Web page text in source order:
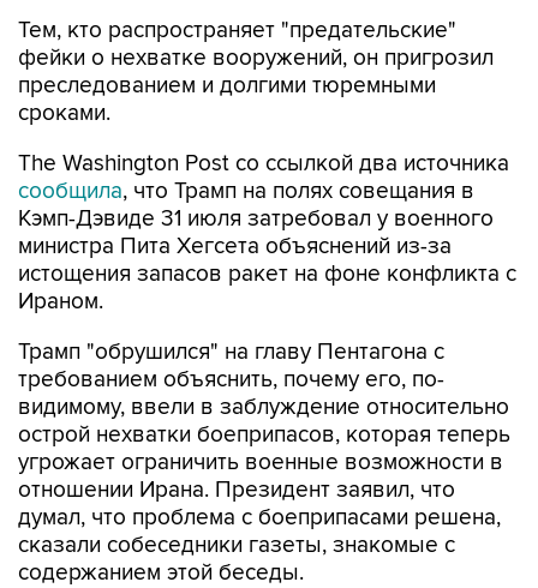
Тем, кто распространяет "предательские"
фейки о нехватке вооружений, он пригрозил
преследованием и долгими тюремными
сроками.
The Washington Post со ссылкой два источника
сообщила, что Трамп на полях совещания в
Кэмп-Дэвиде 31 июля затребовал у военного
министра Пита Хегсета объяснений из-за
истощения запасов ракет на фоне конфликта с
Ираном.
Трамп "обрушился" на главу Пентагона с
требованием объяснить, почему его, по-
видимому, ввели в заблуждение относительно
острой нехватки боеприпасов, которая теперь
угрожает ограничить военные возможности в
отношении Ирана. Президент заявил, что
думал, что проблема с боеприпасами решена,
сказали собеседники газеты, знакомые с
содержанием этой беседы.